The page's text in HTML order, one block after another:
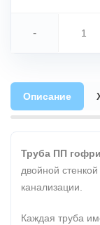
-
Описание
Труба ПП
двойной
канализации.
Каждая труба